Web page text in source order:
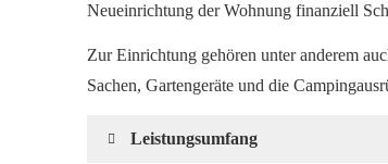
Neueinrichtung der Wohnung finanziell
Zur Einrichtung gehören unter anderem
Sachen, Gartengeräte und die
Leistungsumfang